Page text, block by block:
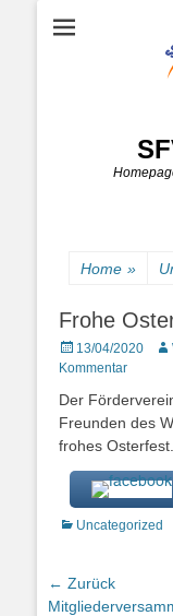
Home »
Frohe
Posted
on
13/04/2020
Kommentar
Der
Freunden des
frohes Osterfest.
Kategorien
Uncategorized
← Zurück
Vorheriger